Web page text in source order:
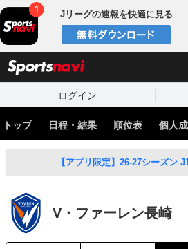
Jリーグの速報を快適に見る
ログイン
トップ 日程・結果 順位表 個人
【アプリ限定】26-27シーズン
V・ファーレン長崎